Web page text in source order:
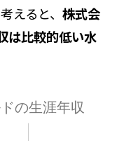
えると、 株式会
は比較的低い水